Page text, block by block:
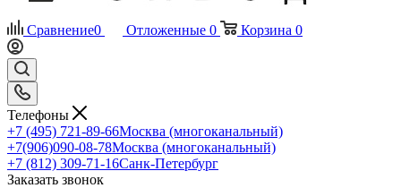
Сравнение0 Отложенные 0 Корзина 0
Телефоны
+7 (495) 721-89-66Москва (многоканальный)
+7(906)090-08-78Москва (многоканальный)
+7 (812) 309-71-16Санк-Петербург
Заказать звонок